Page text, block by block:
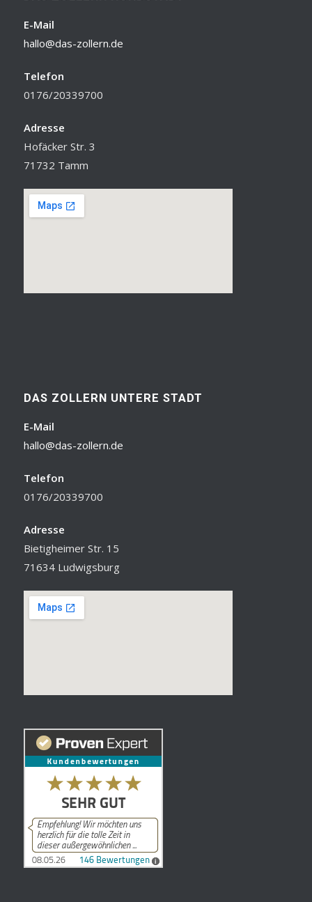
E-Mail
hallo@das-zollern.de
Telefon
0176/20339700
Adresse
Hofäcker Str. 3
71732 Tamm
DAS ZOLLERN UNTERE STADT
E-Mail
hallo@das-zollern.de
Telefon
0176/20339700
Adresse
Bietigheimer Str. 15
71634 Ludwigsburg